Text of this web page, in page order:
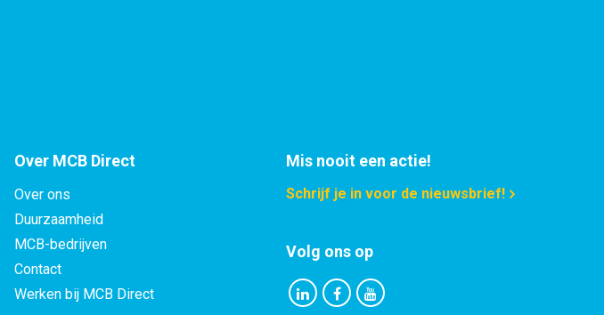
Over MCB Direct
Over ons
Duurzaamheid
MCB-bedrijven
Contact
Werken bij MCB Direct
Mis nooit een actie!
Schrijf je in voor de nieuwsbrief!
Volg ons op